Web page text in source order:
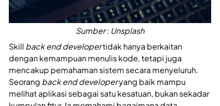
Sumber : Unsplash
Skill back end developertidak hanya berkaitan
dengan kemampuan menulis kode, tetapi juga
mencakup pemahaman sistem secara menyeluruh.
Seorang back end developeryang baik mampu
melihat aplikasi sebagai satu kesatuan, bukan sekadar